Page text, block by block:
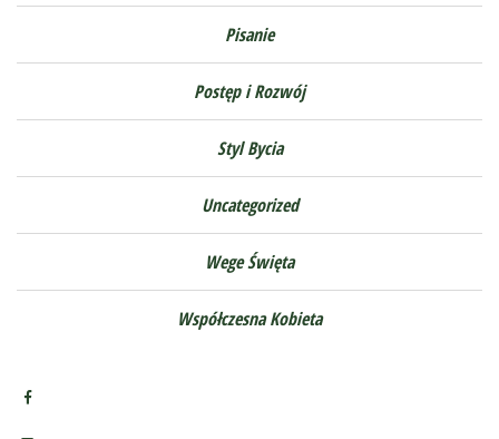
Pisanie
Postęp i Rozwój
Styl Bycia
Uncategorized
Wege Święta
Współczesna Kobieta